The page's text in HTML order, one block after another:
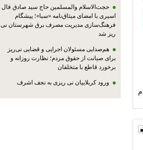
حجت‌الاسلام والمسلمین حاج سید صادق فال
اسیری با امضای میثاق‌نامه «سبا»؛ پیشگام
فرهنگ‌سازی مدیریت مصرف برق شهرستان نی
ریز شد
هم‌صدایی مسئولان اجرایی و قضایی نی‌ریز
برای صیانت از حقوق مردم؛ نظارت روزانه و
برخورد قاطع با متخلفان
ورود کربلاییان نی ریزی به نجف اشرف